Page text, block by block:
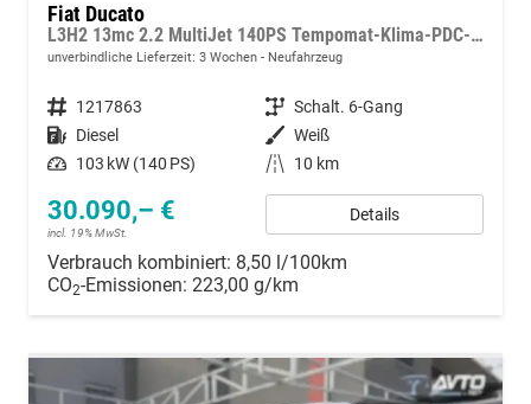
Fiat Ducato
L3H2 13mc 2.2 MultiJet 140PS Tempomat-Klima-PDC-Rückfahrkamera-DAB
unverbindliche Lieferzeit: 3 Wochen Neufahrzeug
Fahrzeugnummer 1217863 Getriebe Schalt. 6-Gang
Kraftstoff Diesel Außenfarbe Weiß
Leistung 103 kW (140 PS) Kilometerstand 10 km
30.090,– €
incl. 19% MwSt.
Details
Verbrauch kombiniert: 8,50 l/100km
CO2-Emissionen: 223,00 g/km